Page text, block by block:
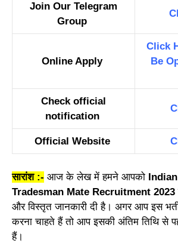
Join Our Telegram
Group
Online Apply
Click
Be
Check official
notification
Official Website
सारांश :- आज के लेख में हमने आपको
Tradesman Mate Recruitment 2023
और विस्तृत जानकारी दी है। अगर आप इस
करना चाहते हैं तो आप इसकी अंतिम तिथि
हैं।